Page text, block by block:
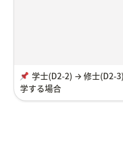
学士(D2-2) → 修士(D2-
学する場合